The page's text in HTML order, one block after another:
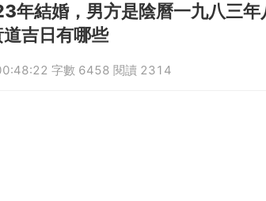
年結婚，男方是陰曆一九八三
道吉日有哪些
字數 6458 閱讀 2314